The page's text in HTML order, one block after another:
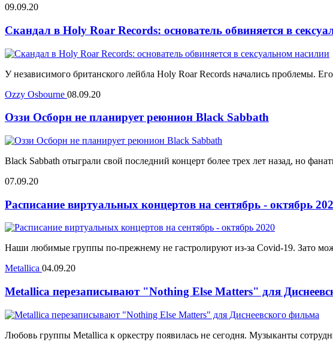
09.09.20
Скандал в Holy Roar Records: основатель обвиняется в
У независимого британского лейбла Holy Roar Records начались проблемы.
Ozzy Osbourne 08.09.20
Оззи Осборн не планирует реюнион Black Sabbath
Black Sabbath отыграли свой последний концерт более трех лет назад, но
07.09.20
Расписание виртуальных концертов на сентябрь - октябрь
Наши любимые группы по-прежнему не гастролируют из-за Covid-19. Зато
Metallica 04.09.20
Metallica перезаписывают "Nothing Else Matters" для
Любовь группы Metallica к оркестру появилась не сегодня. Музыканты